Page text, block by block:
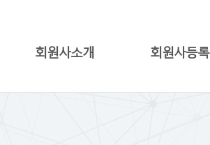
회원사소개 회원사등록